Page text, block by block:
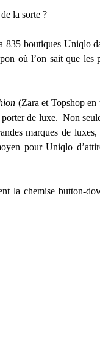
la sorte ?
835 boutiques Uniqlo
où l’on sait que les
(Zara et Topshop en
porter de luxe. Non
marques de
pour Uniqlo
la chemise button-